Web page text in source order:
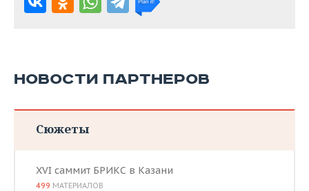
НОВОСТИ ПАРТНЕРОВ
Сюжеты
XVI саммит БРИКС в Казани
499 МАТЕРИАЛОВ